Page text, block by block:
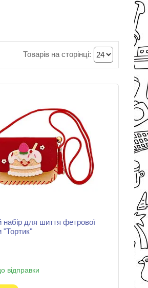
набір для шиття фетрової
"Тортик"
відправки